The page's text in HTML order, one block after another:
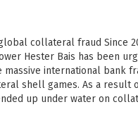
collateral fraud Since
Hester Bais has been
international bank
shell games. As a result
up under water on